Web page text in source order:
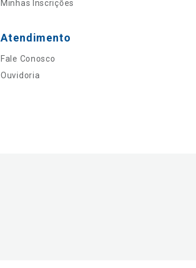
Minhas Inscrições
Atendimento
Fale Conosco
Ouvidoria